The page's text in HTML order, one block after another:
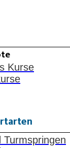
Kurse
Turmspringen